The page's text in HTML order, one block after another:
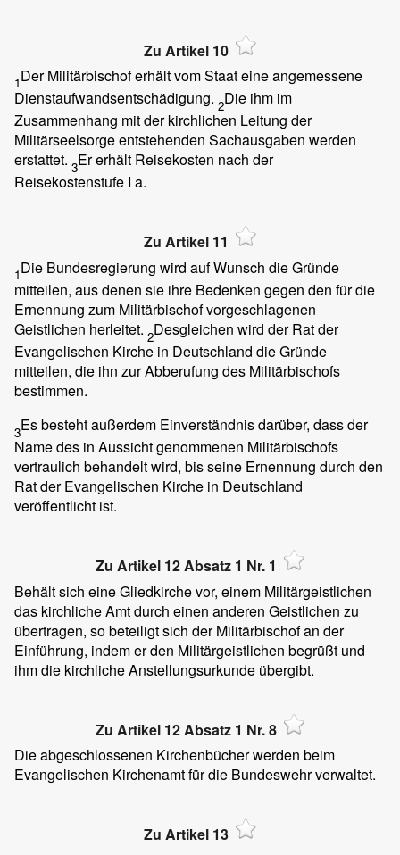
Zu Artikel 10
1Der Militärbischof erhält vom Staat eine angemessene
Dienstaufwandsentschädigung. 2Die ihm im
Zusammenhang mit der kirchlichen Leitung der
Militärseelsorge entstehenden Sachausgaben werden
erstattet. 3Er erhält Reisekosten nach der
Reisekostenstufe I a.
Zu Artikel 11
1Die Bundesregierung wird auf Wunsch die Gründe
mitteilen, aus denen sie ihre Bedenken gegen den für die
Ernennung zum Militärbischof vorgeschlagenen
Geistlichen herleitet. 2Desgleichen wird der Rat der
Evangelischen Kirche in Deutschland die Gründe
mitteilen, die ihn zur Abberufung des Militärbischofs
bestimmen.
3Es besteht außerdem Einverständnis darüber, dass der
Name des in Aussicht genommenen Militärbischofs
vertraulich behandelt wird, bis seine Ernennung durch den
Rat der Evangelischen Kirche in Deutschland
veröffentlicht ist.
Zu Artikel 12 Absatz 1 Nr. 1
Behält sich eine Gliedkirche vor, einem Militärgeistlichen
das kirchliche Amt durch einen anderen Geistlichen zu
übertragen, so beteiligt sich der Militärbischof an der
Einführung, indem er den Militärgeistlichen begrüßt und
ihm die kirchliche Anstellungsurkunde übergibt.
Zu Artikel 12 Absatz 1 Nr. 8
Die abgeschlossenen Kirchenbücher werden beim
Evangelischen Kirchenamt für die Bundeswehr verwaltet.
Zu Artikel 13